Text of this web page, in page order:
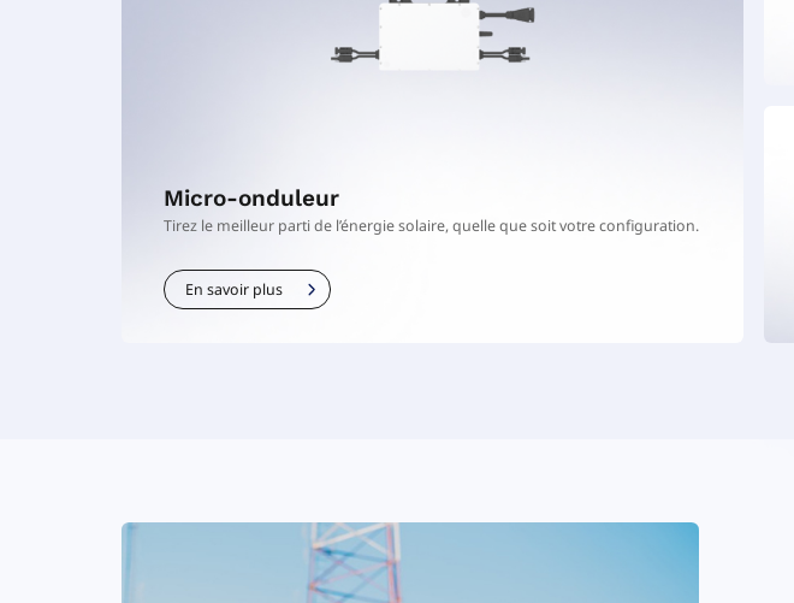
Micro-onduleur
Tirez le meilleur parti de l’énergie solaire, quelle que soit votre configuration.
En savoir plus